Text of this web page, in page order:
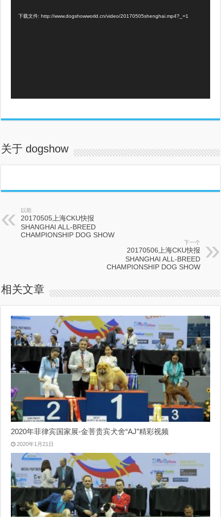
下载文件: http://www.dogshowworld.cn/video/20170505shenghai.mp4?_=1
关于 dogshow
以前
20170505上海CKU快报
SHANGHAI ALL-BREED
CHAMPIONSHIP DOG SHOW
下一个
20170506上海CKU快报
SHANGHAI ALL-BREED
CHAMPIONSHIP DOG SHOW
相关文章
2020年菲律宾国家展-金菩贵宾犬舍“AJ”精彩视频
2020年1月21日